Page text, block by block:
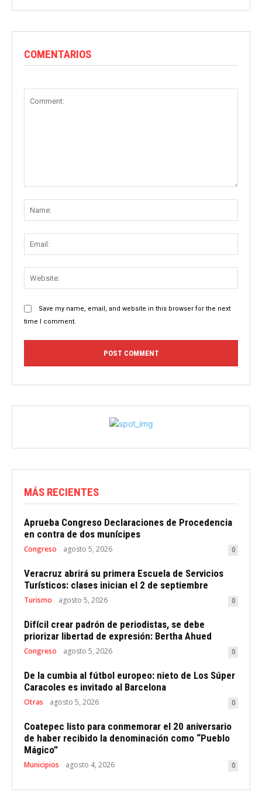
COMENTARIOS
Save my name, email, and website in this browser for the next
time I comment.
MÁS RECIENTES
Aprueba Congreso Declaraciones de Procedencia
en contra de dos munícipes
Congreso agosto 5, 2026 0
Veracruz abrirá su primera Escuela de Servicios
Turísticos: clases inician el 2 de septiembre
Turismo agosto 5, 2026 0
Difícil crear padrón de periodistas, se debe
priorizar libertad de expresión: Bertha Ahued
Congreso agosto 5, 2026 0
De la cumbia al fútbol europeo: nieto de Los Súper
Caracoles es invitado al Barcelona
Otras agosto 5, 2026 0
Coatepec listo para conmemorar el 20 aniversario
de haber recibido la denominación como “Pueblo
Mágico”
Municipios agosto 4, 2026 0